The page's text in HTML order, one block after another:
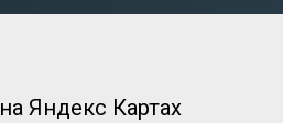
на Яндекс Картах